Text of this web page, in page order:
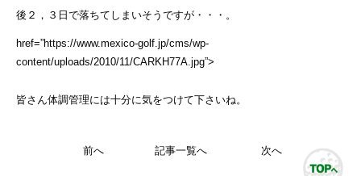
後２，３日で落ちてしまいそうですが・・・。
href=”https://www.mexico-golf.jp/cms/wp-
content/uploads/2010/11/CARKH77A.jpg”>
皆さん体調管理には十分に気をつけて下さいね。
前へ 記事一覧へ 次へ